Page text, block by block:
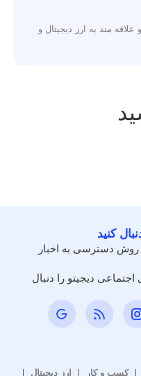
مند به ارز دیجیتال و
کنید
روش دسترسی به اخبار
دیجیتو را دنبال
کسب و کار ارز دیجیتال